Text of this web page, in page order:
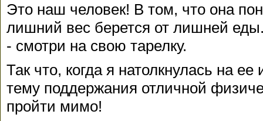
Это наш человек! В том, что она
лишний вес берется от лишней
- смотри на свою тарелку.
Так что, когда я натолкнулась на
тему поддержания отличной
пройти мимо!